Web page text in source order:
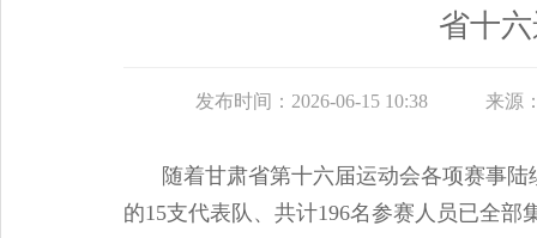
省十
发布时间：2026-06-15 10:38 来源
随着甘肃省第十六届运动会各项赛事
的15支代表队、共计196名参赛人员已全